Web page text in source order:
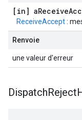
[in] aReceive
ReceiveAccept:
Renvoie
une valeur d'erreur
DispatchReject